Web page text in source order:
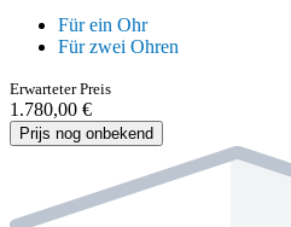
Für ein Ohr
Für zwei Ohren
Erwarteter Preis
1.780,00 €
Prijs nog onbekend